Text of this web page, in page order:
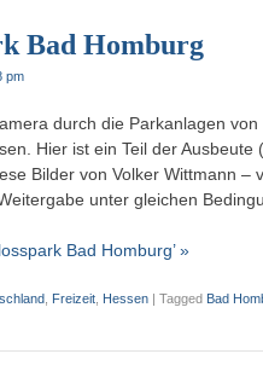
Bad Homburg
pm
durch die Parkanlagen
Hier ist ein Teil der
Bilder von Volker Wittmann
unter gleichen
Bad Homburg’ »
Freizeit Hessen | Tagged Bad